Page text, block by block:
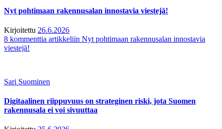
Nyt pohtimaan rakennusalan innostavia viestejä!
Kirjoitettu 26.6.2026
8 kommenttia artikkeliin Nyt pohtimaan rakennusalan innostavia
viestejä!
Sari Suominen
Digitaalinen riippuvuus on strateginen riski, jota Suomen
rakennusala ei voi sivuuttaa